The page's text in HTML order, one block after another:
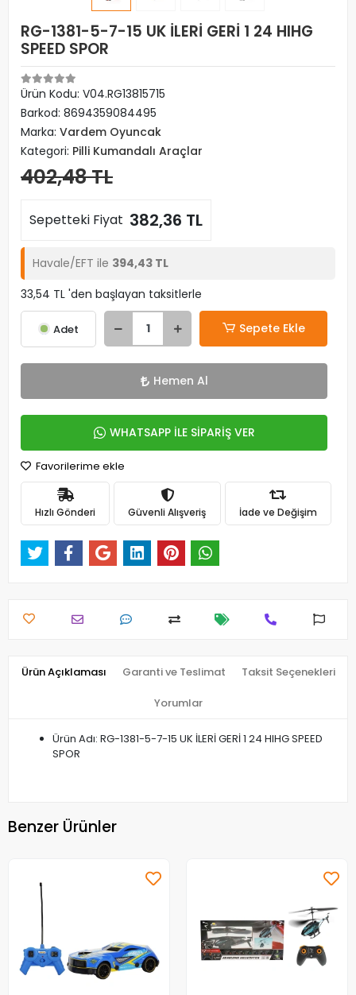
RG-1381-5-7-15 UK İLERİ GERİ 1 24 HIHG
SPEED SPOR
Ürün Kodu: V04.RG13815715
Barkod: 8694359084495
Marka: Vardem Oyuncak
Kategori: Pilli Kumandalı Araçlar
402,48 TL
Sepetteki Fiyat 382,36 TL
Havale/EFT ile 394,43 TL
33,54 TL 'den başlayan taksitlerle
Adet Sepete Ekle
Hemen Al
WHATSAPP İLE SİPARİŞ VER
Favorilerime ekle
Hızlı Gönderi Güvenli Alışveriş İade ve Değişim
Ürün Açıklaması Garanti ve Teslimat Taksit Seçenekleri
Yorumlar
Ürün Adı: RG-1381-5-7-15 UK İLERİ GERİ 1 24 HIHG SPEED
SPOR
Benzer Ürünler